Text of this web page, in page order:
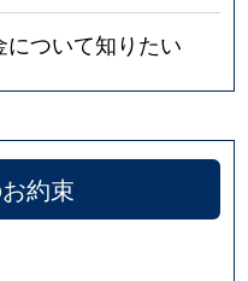
ついて知りたい
約束